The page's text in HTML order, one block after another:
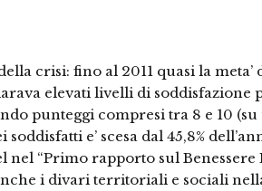
crisi: fino al 2011 quasi la meta’
elevati livelli di soddisfazione
punteggi compresi tra 8 e 10 (su
e’ scesa dal 45,8%
nel “Primo rapporto sul Benessere
i divari territoriali e sociali